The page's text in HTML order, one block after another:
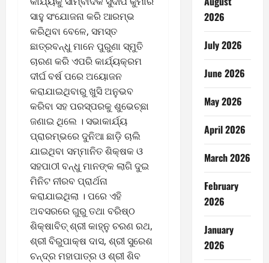
ସାହୁ ସଂଯୋଜନା କରି ଆରମ୍ଭ
କରିଥିବା ବେଳେ, ସମସ୍ତ
ଛାତ୍ରବନ୍ଧୁ ମାନେ ପୁରୁଣା ସ୍ମୁତି
ଚାରଣ କରି ଏପରି କାର୍ଯ୍ୟକ୍ରମ
ଦୀର୍ଘ ବର୍ଷ ପରେ ଅୟୋଜନ
କରାଯାଇଥିବାରୁ ଖୁସି ଅନୁଭବ
କରିବା ସହ ପରସ୍ପରକୁ ଶୁଭେଚ୍ଛା
ଜଣାଇ ଥିଲେ । ସଭାକାର୍ଯ୍ୟ
ପ୍ରାରମ୍ଭରେ ଦୁନିଆ ଛାଡ଼ି ଚାଲି
ଯାଇଥିବା ସମ୍ମାନିତ ଶିକ୍ଷକ ଓ
ସହପାଠୀ ବନ୍ଧୁ ମାନଙ୍କ ଲାଗି ଦୁଇ
ମିନିଟ ନୀରବ ପ୍ରାର୍ଥନା
କରାଯାଇଥିଲା । ପରେ ଏହି
ଅବସରରେ ଗୁରୁ ତଥା ବରିଷ୍ଠ
ଶିକ୍ଷାବିତ୍ ଶ୍ରୀ କାହ୍ନୁ ଚରଣ ରଥ,
ଶ୍ରୀ ବିରୁପାକ୍ଷ ଦାସ, ଶ୍ରୀ ସୁରେଶ
ଚନ୍ଦ୍ର ମହାପାତ୍ର ଓ ଶ୍ରୀ ଶିବ
2026
July 2026
June 2026
May 2026
April 2026
March 2026
February
2026
January
2026